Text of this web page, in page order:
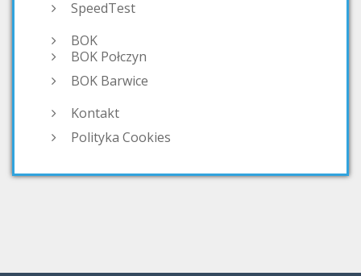
SpeedTest
BOK
BOK Połczyn
BOK Barwice
Kontakt
Polityka Cookies